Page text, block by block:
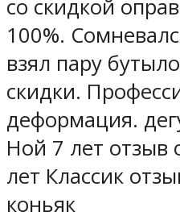
со скидкой
100%.
взял пару
скидки.
деформация.
Ной 7 лет отзыв
лет Классик
коньяк